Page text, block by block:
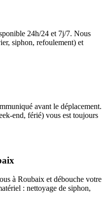
24h/24 et 7j/7. Nous
siphon, refoulement) et
avant le déplacement.
end, férié) vous est toujours
à Roubaix et débouche votre
: nettoyage de siphon,